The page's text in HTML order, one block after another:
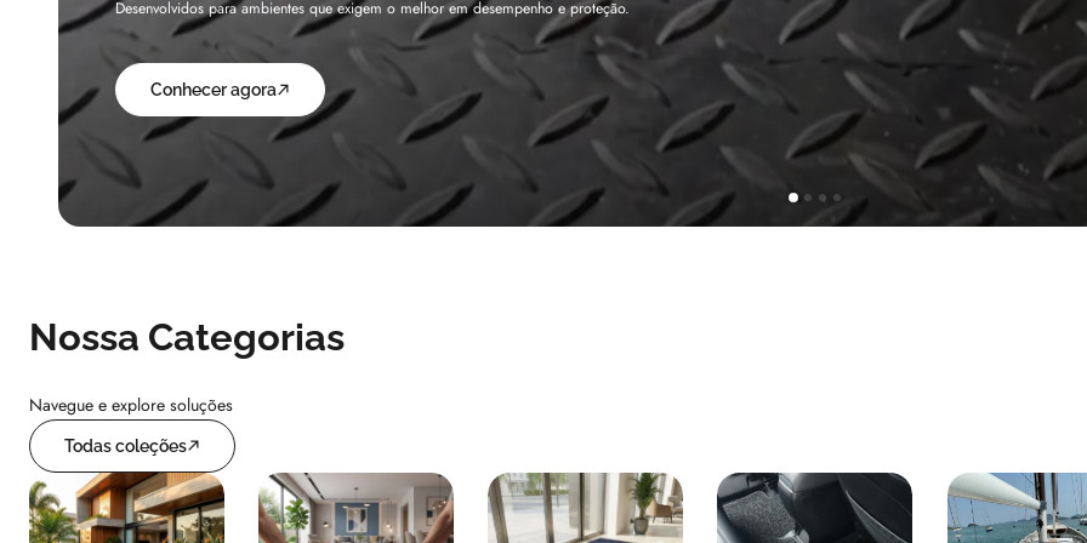
Fabricado sob medida em Nylon de alta resistência, o Liftkap protege sua cabine sem deixar nenhuma marca.
Conhecer agora
Nossa Categorias
Navegue e explore soluções
Todas coleções